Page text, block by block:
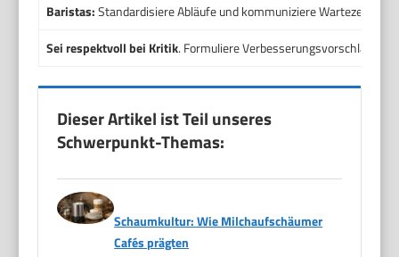
Baristas:Standardisiere Abläufe und kommuniziere Wartezeiten
Sei respektvoll bei Kritik. Formuliere Verbesserungsvorschläge
Dieser Artikel ist Teil unseres
Schwerpunkt-Themas:
Schaumkultur: Wie Milchaufschäumer
Cafés prägten